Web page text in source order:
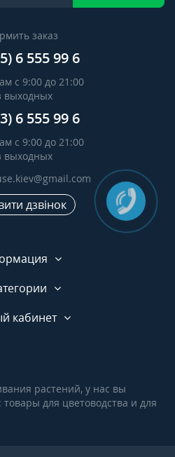
заказ
6 555 99 6
с 9:00 до 21:00
выходных
6 555 99 6
с 9:00 до 21:00
выходных
дзвінок
кабинет
растений, у нас вы
для цветоводства и для